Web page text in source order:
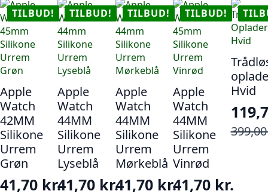
TILBUD!
Apple
Watch
42MM
Silikone
Urrem
Grøn
41,70 kr.
TILBUD!
Apple
Watch
44MM
Silikone
Urrem
Lyseblå
41,70 kr.
TILBUD!
Apple
Watch
44MM
Silikone
Urrem
Mørkeblå
41,70 kr.
TILBUD!
Apple
Watch
44MM
Silikone
Urrem
Vinrød
41,70 kr.
Hvid
Den
var:
Den
er: